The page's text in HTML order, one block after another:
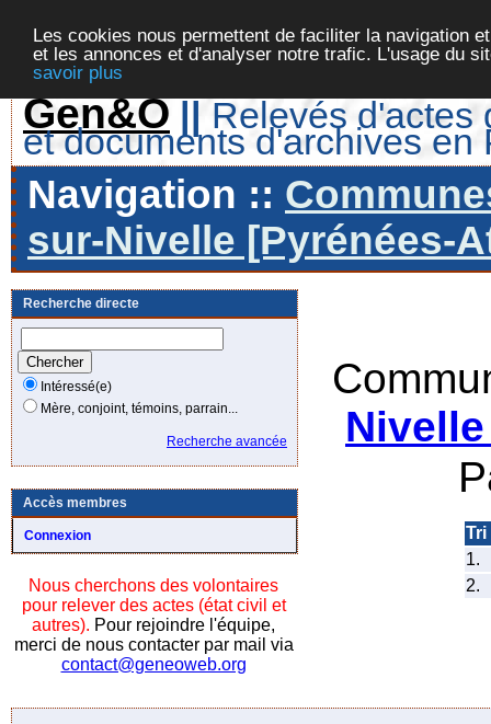
Les cookies nous permettent de faciliter la navigation
et les annonces et d'analyser notre trafic. L'usage du
savoir plus
Gen&O || Relevés d'actes
et documents d'archives en
Navigation ::
sur-Nivelle [Pyrénées-
Recherche directe
Intéressé(e)
Mère, conjoint, témoins, parrain...
Recherche avancée
Accès membres
Connexion
Nous cherchons des volontaires
pour relever des actes (état civil et
autres). Pour rejoindre l'équipe,
merci de nous contacter par mail via
contact@geneoweb.org
Tri
1.
2.